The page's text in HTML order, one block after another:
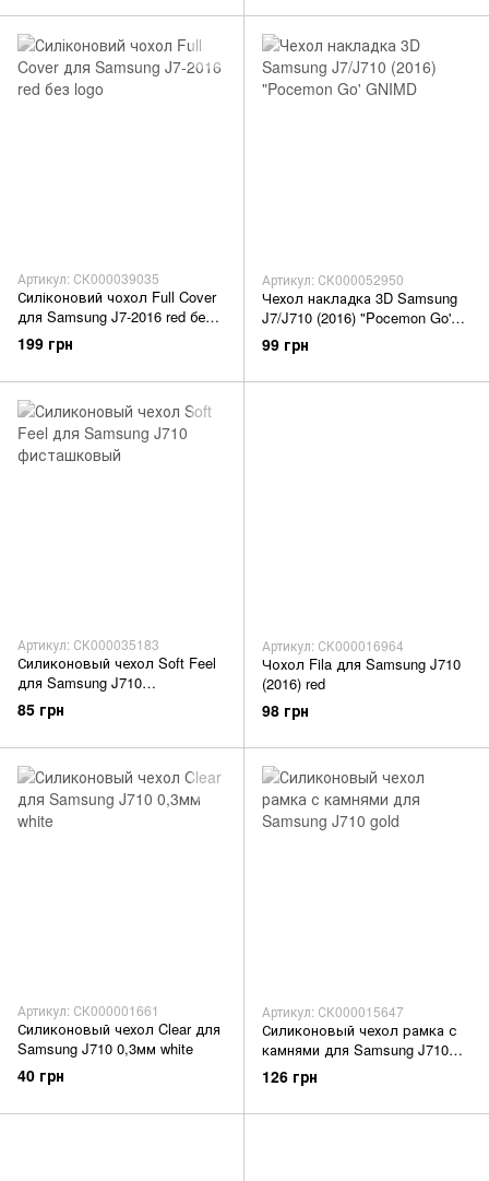
Артикул: СК000039035
Силіконовий чохол Full Cover
для Samsung J7-2016 red без
logo
199 грн
Артикул: СК000052950
Чехол накладка 3D Samsung
J7/J710 (2016) "Pocemon Go'
GNIMD
99 грн
Артикул: СК000035183
Силиконовый чехол Soft Feel
для Samsung J710
фисташковый
85 грн
Артикул: СК000016964
Чохол Fila для Samsung J710
(2016) red
98 грн
Артикул: СК000001661
Силиконовый чехол Clear для
Samsung J710 0,3мм white
40 грн
Артикул: СК000015647
Силиконовый чехол рамка с
камнями для Samsung J710
gold
126 грн